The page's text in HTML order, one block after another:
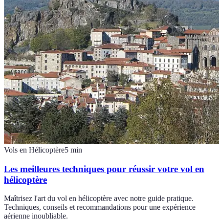
Vols en Hélicoptère5 min
Les meilleures techniques pour réussir votre vol en
hélicoptère
Maîtrisez l'art du vol en hélicoptère avec notre guide pratique.
Techniques, conseils et recommandations pour une expérience
aérienne inoubliable.